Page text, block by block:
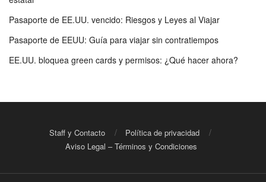
Pasaporte de EE.UU. vencido: Riesgos y Leyes al Viajar
Pasaporte de EEUU: Guía para viajar sin contratiempos
EE.UU. bloquea green cards y permisos: ¿Qué hacer ahora?
Staff y Contacto
Política de privacidad
Aviso Legal – Términos y Condiciones